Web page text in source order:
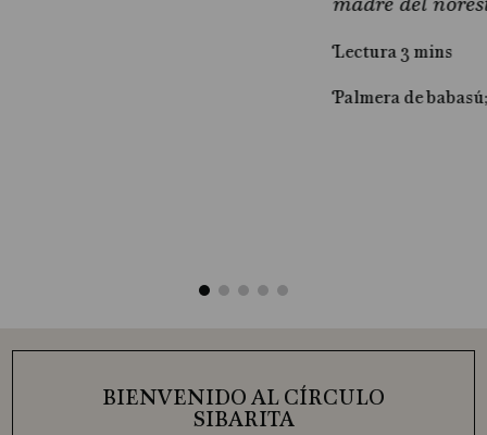
Lectura 3 mins
Palmera de
BIENVENIDO AL CÍRCULO
SIBARITA